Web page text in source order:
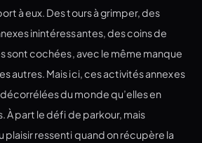
à eux. Des tours à grimper, des
inintéressantes, des coins de
sont cochées, avec le même manque
autres. Mais ici, ces activités annexes
du monde qu’elles en
À part le défi de parkour, mais
plaisir ressenti quand on récupère la